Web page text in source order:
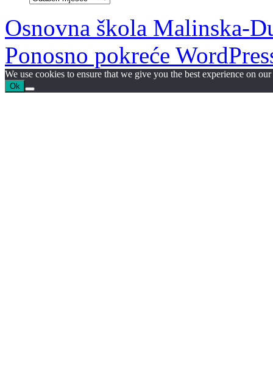
Osnovna škola Malinska-
Ponosno pokreće
We use cookies to ensure that we give you the best experience on
Ok